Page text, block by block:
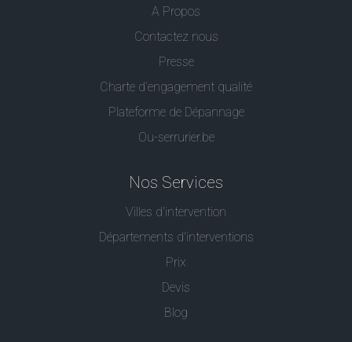
A Propos
Contactez nous
Presse
Charte d’engagement qualité
Plateforme de Dépannage
Ou-serrurier.be
Nos Services
Villes d'intervention
Départements d'interventions
Prix
Devis
Blog